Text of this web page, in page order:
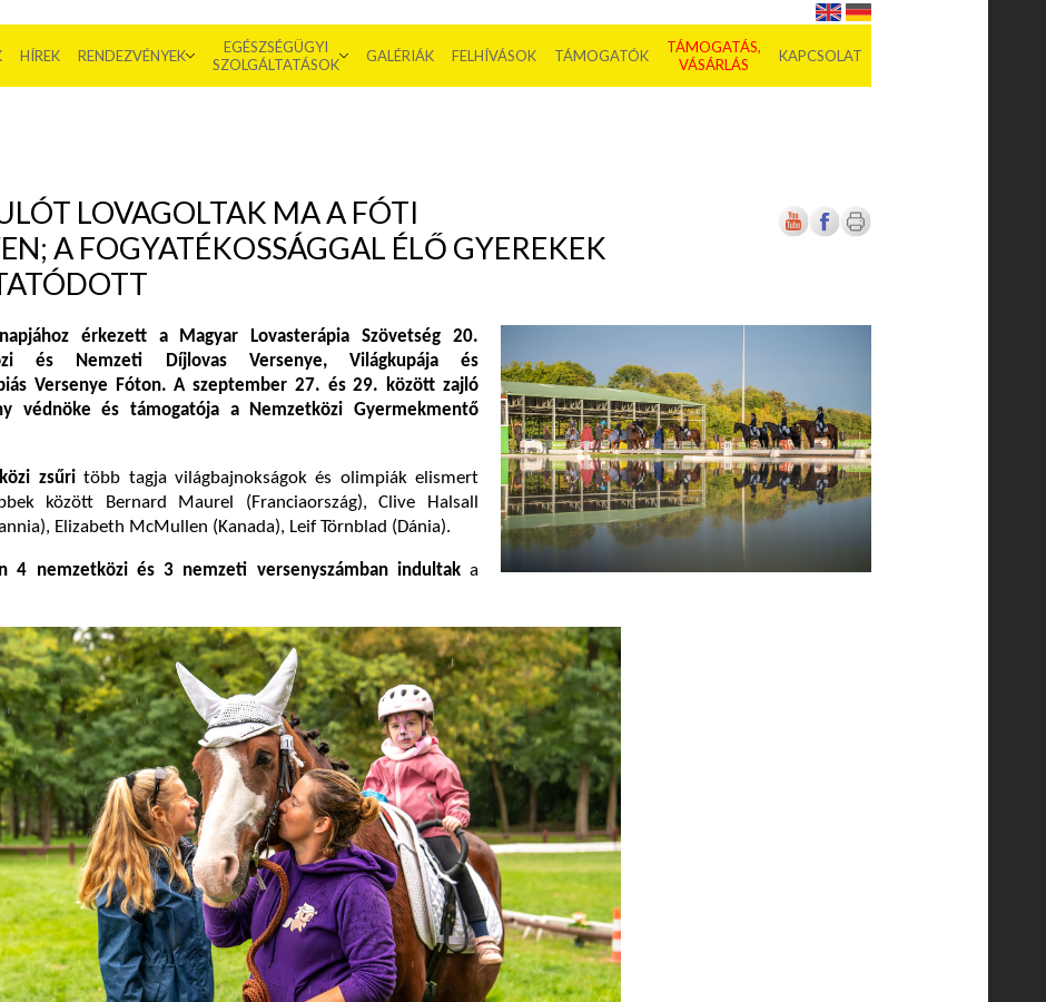
HÍREK RENDEZVÉNYEK
EGÉSZSÉGÜGYI
SZOLGÁLTATÁSOK
GALÉRIÁK FELHÍVÁSOK TÁMOGATÓK
TÁMOGATÁS,
VÁSÁRLÁS
KAPCSOLAT
LOVAGOLTAK MA A FÓTI
A FOGYATÉKOSSÁGGAL ÉLŐ GYEREKEK
érkezett a Magyar Lovasterápia Szövetség 20.
és Nemzeti Díjlovas Versenye, Világkupája és
Versenye Fóton. A szeptember 27. és 29. között zajló
védnöke és támogatója a Nemzetközi Gyermekmentő
zsűritöbb tagja világbajnokságok és olimpiák elismert
között Bernard Maurel (Franciaország), Clive Halsall
Elizabeth McMullen (Kanada), Leif Törnblad (Dánia).
4 nemzetközi és 3 nemzeti versenyszámban indultaka